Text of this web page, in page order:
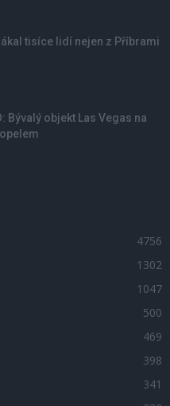
tisíce lidí nejen z Příbrami
Bývalý objekt Las Vegas na
4756
1302
1047
500
469
398
341